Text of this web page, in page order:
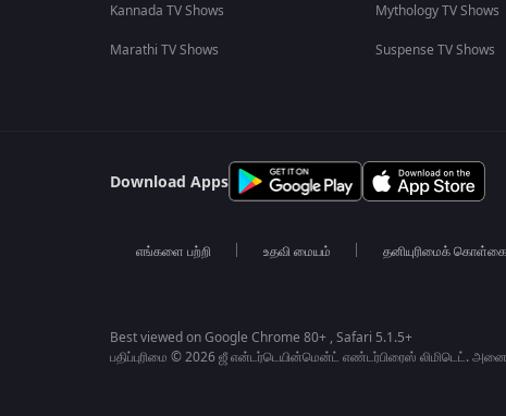
Kannada TV Shows
Marathi TV Shows
Mythology TV Shows
Suspense TV Shows
Download Apps
எங்களை பற்றி உதவி மையம் தனியுரிமைக் கொள்கை
Best viewed on Google Chrome 80+ , Safari 5.1.5+
பதிப்புரிமை © 2026 ஜீ என்டர்டெயின்மென்ட் எண்டர்பிரைஸ் லிமிடெட்.